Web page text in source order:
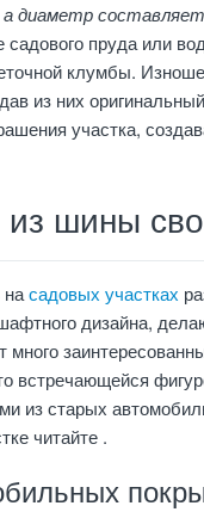
диаметр составляет
пруда или
клумбы.
из них
участка,
шины
садовых участках
дизайна,
много
встречающейся
из старых
читайте .